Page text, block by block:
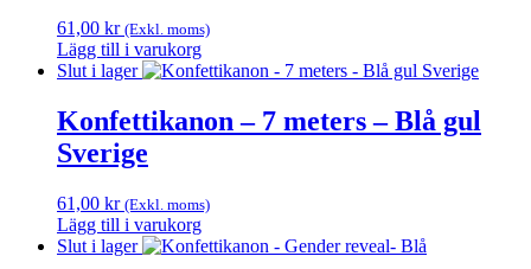
på
produktsidan
61,00 kr (Exkl. moms)
Lägg till i varukorg
Slut i lager
Konfettikanon – 7 meters – Blå gul
Sverige
61,00 kr (Exkl. moms)
Lägg till i varukorg
Slut i lager